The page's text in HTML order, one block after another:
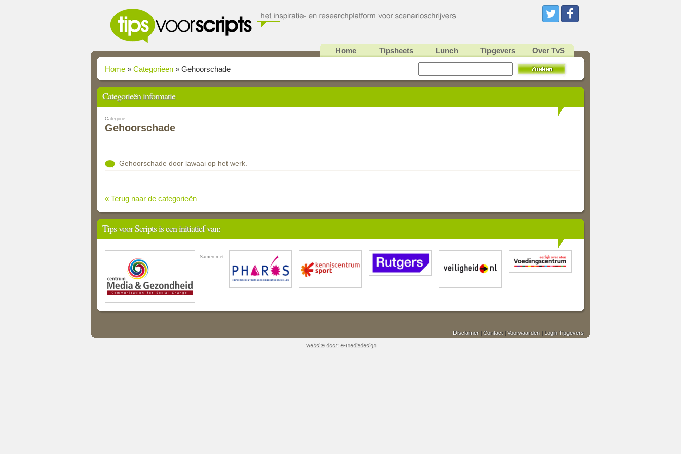
Home Tipsheets Lunch Tipgevers Over TvS
Home » Categorieen » Gehoorschade
Categorieën informatie
Categorie
Gehoorschade
Gehoorschade door lawaai op het werk.
« Terug naar de categorieën
Tips voor Scripts is een initiatief van:
Samen met
Disclaimer | Contact| Voorwaarden| Login Tipgevers
website door: e-mediadesign